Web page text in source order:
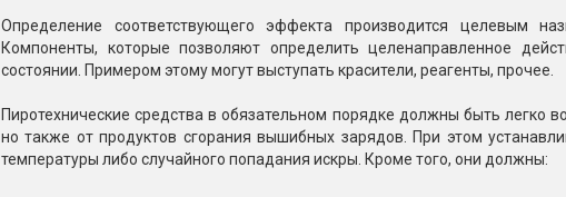
Определение соответствующего эффекта производится целевым
Компоненты, которые позволяют определить целенаправленное
состоянии. Примером этому могут выступать красители, реагенты, прочее.
Пиротехнические средства в обязательном порядке должны быть легко
но также от продуктов сгорания вышибных зарядов. При этом
температуры либо случайного попадания искры. Кроме того, они должны: